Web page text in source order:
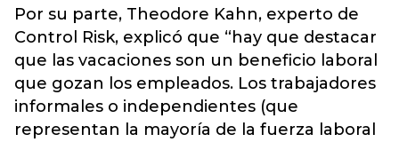
Por su parte, Theodore Kahn, experto de
Control Risk, explicó que “hay que destacar
que las vacaciones son un beneficio laboral
que gozan los empleados. Los trabajadores
informales o independientes (que
representan la mayoría de la fuerza laboral